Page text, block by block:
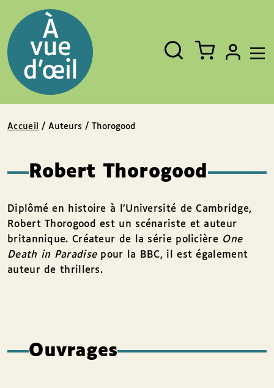
Fermer
Rechercher
un
livre,
un
auteur,
un
EAN
Accueil / Auteurs / Thorogood
Robert Thorogood
Diplômé en histoire à l’Université de Cambridge,
Robert Thorogood est un scénariste et auteur
britannique. Créateur de la série policière One
Death in Paradisepour la BBC, il est également
auteur de thrillers.
Ouvrages